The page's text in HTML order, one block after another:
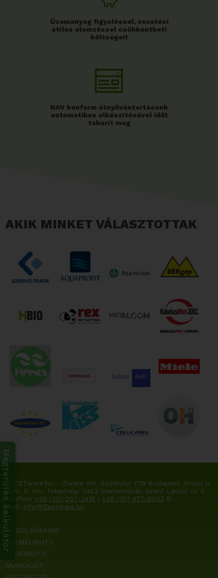
Megtérülés kalkulátor
Üzemanyag figyeléssel, vezetési
stílus elemzéssel csökkentheti
költségeit
NAV konform útnyilvántartásunk
automatikus elkészítésével időt
takarít meg
AKIK MINKET VÁLASZTOTTAK
FLEETware.hu - ITware Kft. Székhely: 1119 Budapest, Andor u.
21/D. II. em. Telephely: 2462 Martonvásár, Szent László út 3.
Telefon: +36 (30) 207-3416 | +36 (30) 477-6033 E-
mail: info@fleetware.hu
MEGOLDÁSAINK
SZEMÉLYAUTÓ
TEHERAUTÓ
MUNKAGÉP